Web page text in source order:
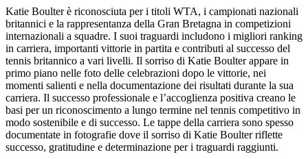
Katie Boulter è riconosciuta per i titoli WTA, i campionati nazionali
britannici e la rappresentanza della Gran Bretagna in competizioni
internazionali a squadre. I suoi traguardi includono i migliori ranking
in carriera, importanti vittorie in partita e contributi al successo del
tennis britannico a vari livelli. Il sorriso di Katie Boulter appare in
primo piano nelle foto delle celebrazioni dopo le vittorie, nei
momenti salienti e nella documentazione dei risultati durante la sua
carriera. Il successo professionale e l’accoglienza positiva creano le
basi per un riconoscimento a lungo termine nel tennis competitivo in
modo sostenibile e di successo. Le tappe della carriera sono spesso
documentate in fotografie dove il sorriso di Katie Boulter riflette
successo, gratitudine e determinazione per i traguardi raggiunti.